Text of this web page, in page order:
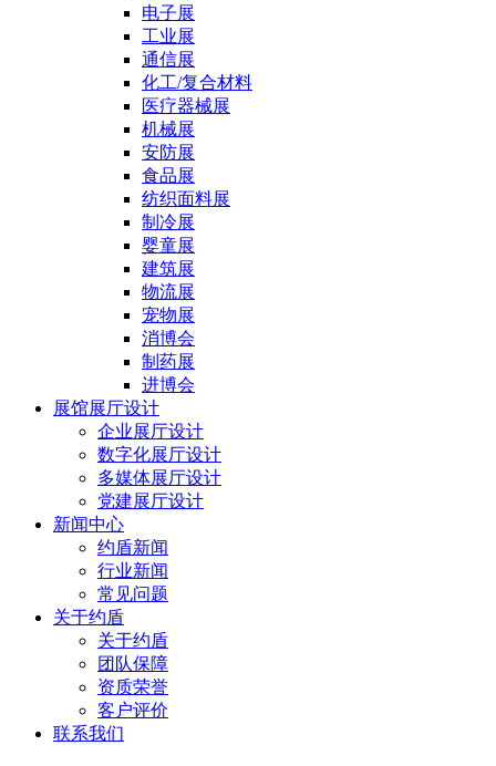
电子展
工业展
通信展
化工/复合材料
医疗器械展
机械展
安防展
食品展
纺织面料展
制冷展
婴童展
建筑展
物流展
宠物展
消博会
制药展
进博会
展馆展厅设计
企业展厅设计
数字化展厅设计
多媒体展厅设计
党建展厅设计
新闻中心
约盾新闻
行业新闻
常见问题
关于约盾
关于约盾
团队保障
资质荣誉
客户评价
联系我们